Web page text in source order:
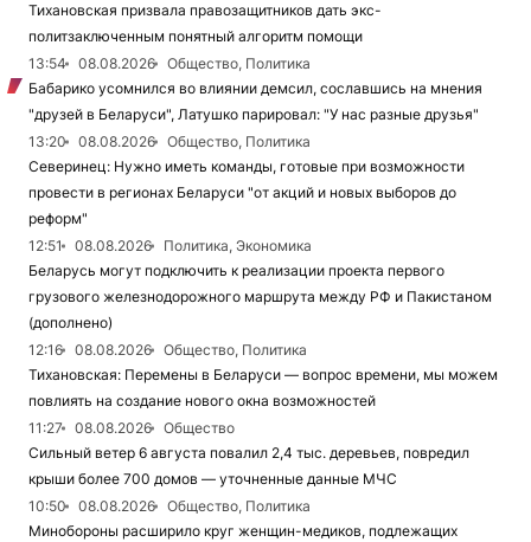
Тихановская призвала правозащитников дать экс-
политзаключенным понятный алгоритм помощи
13:54
08.08.2026
Общество, Политика
Бабарико усомнился во влиянии демсил, сославшись на мнения
"друзей в Беларуси", Латушко парировал: "У нас разные друзья"
13:20
08.08.2026
Общество, Политика
Северинец: Нужно иметь команды, готовые при возможности
провести в регионах Беларуси "от акций и новых выборов до
реформ"
12:51
08.08.2026
Политика, Экономика
Беларусь могут подключить к реализации проекта первого
грузового железнодорожного маршрута между РФ и Пакистаном
(дополнено)
12:16
08.08.2026
Общество, Политика
Тихановская: Перемены в Беларуси — вопрос времени, мы можем
повлиять на создание нового окна возможностей
11:27
08.08.2026
Общество
Сильный ветер 6 августа повалил 2,4 тыс. деревьев, повредил
крыши более 700 домов — уточненные данные МЧС
10:50
08.08.2026
Общество, Политика
Минобороны расширило круг женщин-медиков, подлежащих